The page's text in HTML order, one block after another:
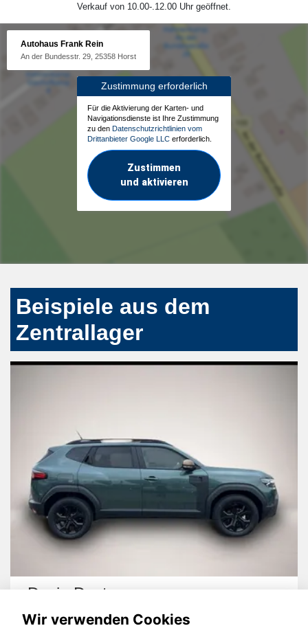
Verkauf von 10.00-.12.00 Uhr geöffnet.
Autohaus Frank Rein
An der Bundesstr. 29, 25358 Horst
Zustimmung erforderlich
Für die Aktivierung der Karten- und
Navigationsdienste ist Ihre Zustimmung
zu den Datenschutzrichtlinien vom
Drittanbieter Google LLC erforderlich.
Zustimmen
und aktivieren
Beispiele aus dem
Zentrallager
Dacia Duster
Wir verwenden Cookies